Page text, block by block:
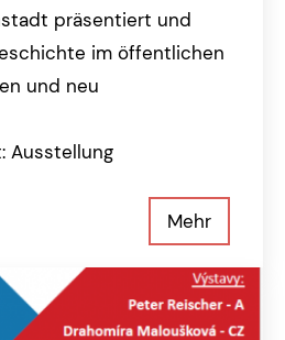
präsentiert und
im öffentlichen
und neu
Ausstellung
Mehr